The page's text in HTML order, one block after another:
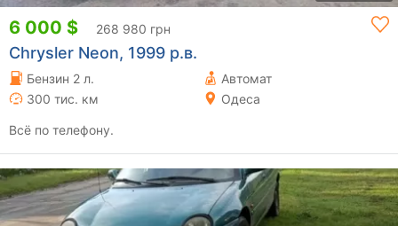
6 000 $ 268 980 грн
Chrysler Neon, 1999 р.в.
Бензин 2 л.
Автомат
300 тис. км
Одеса
Всё по телефону.